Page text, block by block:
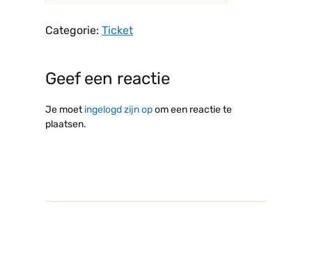
Categorie: Ticket
Geef een reactie
Je moetingelogd zijn opom een reactie te
plaatsen.